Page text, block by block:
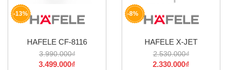
-13%
HAFELE CF-8116
3.990.000₫
3.499.000₫
-8%
HAFELE X-JET
2.530.000₫
2.330.000₫